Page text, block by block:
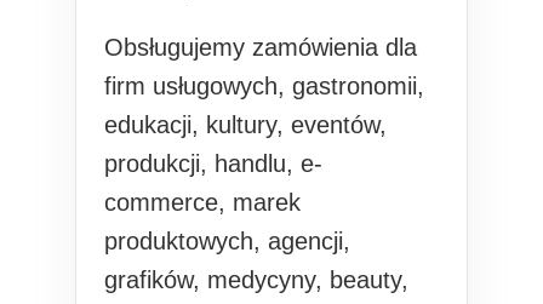
Obsługujemy zamówienia dla
firm usługowych, gastronomii,
edukacji, kultury, eventów,
produkcji, handlu, e-
commerce, marek
produktowych, agencji,
grafików, medycyny, beauty,